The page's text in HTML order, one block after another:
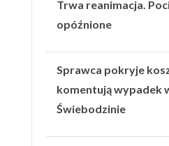
Trwa reanimacja.
opóźnione
Sprawca pokryje
komentują wypadek
Świebodzinie